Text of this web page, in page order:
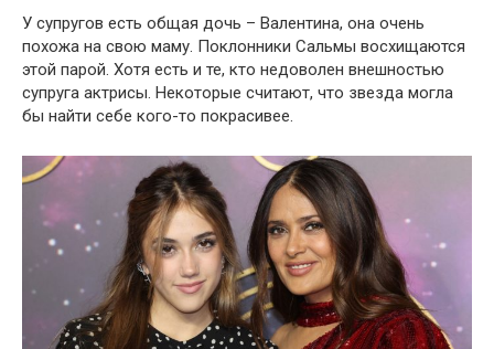
У супругов есть общая дочь – Валентина, она очень
похожа на свою маму. Поклонники Сальмы восхищаются
этой парой. Хотя есть и те, кто недоволен внешностью
супруга актрисы. Некоторые считают, что звезда могла
бы найти себе кого-то покрасивее.